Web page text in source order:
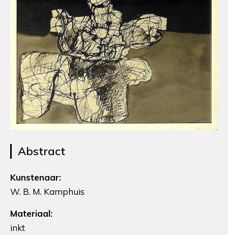
Abstract
Kunstenaar:
W. B. M. Kamphuis
Materiaal:
inkt